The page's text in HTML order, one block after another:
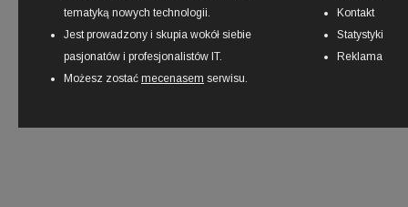
tematyką nowych technologii.
Jest prowadzony i skupia wokół siebie
pasjonatów i profesjonalistów IT.
Możesz zostać mecenasem serwisu.
Kontakt
Statystyki
Reklama